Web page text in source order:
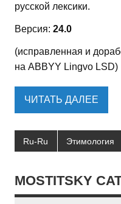
русской лексики.
Версия: 24.0
(исправленная и
на ABBYY Lingvo LSD)
ЧИТАТЬ ДАЛЕЕ
Ru-Ru Этимология
MOSTITSKY